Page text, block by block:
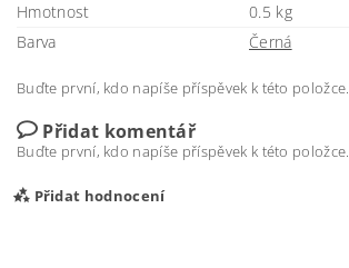
Hmotnost
0.5 kg
Barva
Černá
Buďte první, kdo napíše příspěvek k této položce.
Přidat komentář
Buďte první, kdo napíše příspěvek k této položce.
Přidat hodnocení